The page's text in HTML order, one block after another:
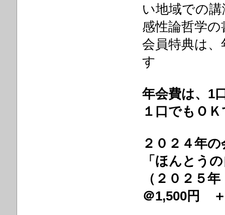
い地域での
感性論哲学
会員特典は
す
年会費は、1
１口でもＯ
２０２４年
「ほんとう
（２０２５
＠1,500円